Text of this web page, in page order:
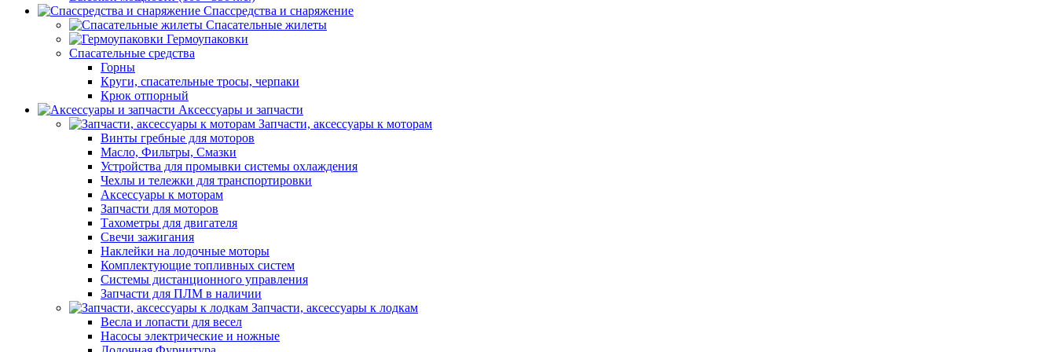
Спассредства и снаряжение
Спасательные жилеты
Гермоупаковки
Спасательные средства
Горны
Круги, спасательные тросы, черпаки
Крюк отпорный
Аксессуары и запчасти
Запчасти, аксессуары к моторам
Винты гребные для моторов
Масло, Фильтры, Смазки
Устройства для промывки системы охлаждения
Чехлы и тележки для транспортировки
Аксессуары к моторам
Запчасти для моторов
Тахометры для двигателя
Свечи зажигания
Наклейки на лодочные моторы
Комплектующие топливных систем
Системы дистанционного управления
Запчасти для ПЛМ в наличии
Запчасти, аксессуары к лодкам
Весла и лопасти для весел
Насосы электрические и ножные